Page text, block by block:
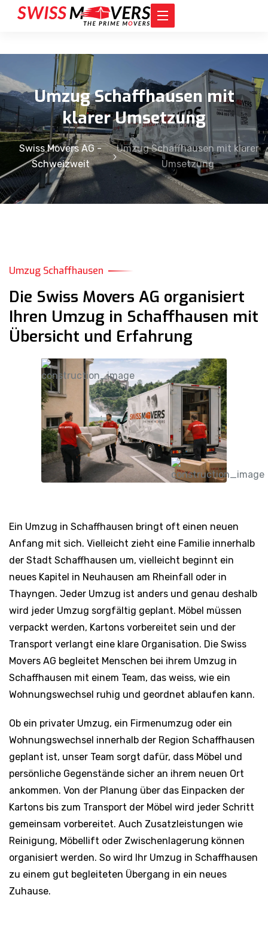
Umzug Schaffhausen mit
klarer Umsetzung
Swiss Movers AG -
Schweizweit
Umzug Schaffhausen mit klarer
Umsetzung
Umzug Schaffhausen
Die Swiss Movers AG organisiert
Ihren Umzug in Schaffhausen mit
Übersicht und Erfahrung
Ein Umzug in Schaffhausen bringt oft einen neuen
Anfang mit sich. Vielleicht zieht eine Familie innerhalb
der Stadt Schaffhausen um, vielleicht beginnt ein
neues Kapitel in Neuhausen am Rheinfall oder in
Thayngen. Jeder Umzug ist anders und genau deshalb
wird jeder Umzug sorgfältig geplant. Möbel müssen
verpackt werden, Kartons vorbereitet sein und der
Transport verlangt eine klare Organisation. Die Swiss
Movers AG begleitet Menschen bei ihrem Umzug in
Schaffhausen mit einem Team, das weiss, wie ein
Wohnungswechsel ruhig und geordnet ablaufen kann.
Ob ein privater Umzug, ein Firmenumzug oder ein
Wohnungswechsel innerhalb der Region Schaffhausen
geplant ist, unser Team sorgt dafür, dass Möbel und
persönliche Gegenstände sicher an ihrem neuen Ort
ankommen. Von der Planung über das Einpacken der
Kartons bis zum Transport der Möbel wird jeder Schritt
gemeinsam vorbereitet. Auch Zusatzleistungen wie
Reinigung, Möbellift oder Zwischenlagerung können
organisiert werden. So wird Ihr Umzug in Schaffhausen
zu einem gut begleiteten Übergang in ein neues
Zuhause.